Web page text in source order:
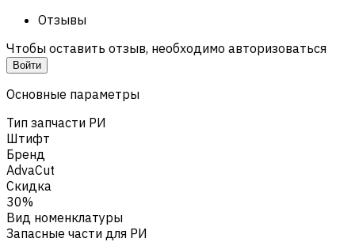
Отзывы
Чтобы оставить отзыв, необходимо авторизоваться
Войти
Основные параметры
Тип запчасти РИ
Штифт
Бренд
AdvaCut
Скидка
30%
Вид номенклатуры
Запасные части для РИ